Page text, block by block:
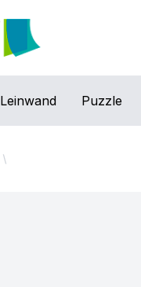
Leinwand Puzzle